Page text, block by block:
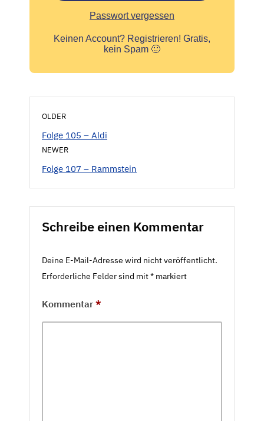
Passwort vergessen
Keinen Account? Registrieren! Gratis,
kein Spam 🙂
OLDER
Folge 105 – Aldi
NEWER
Folge 107 – Rammstein
Schreibe einen Kommentar
Deine E-Mail-Adresse wird nicht veröffentlicht.
Erforderliche Felder sind mit* markiert
Kommentar *